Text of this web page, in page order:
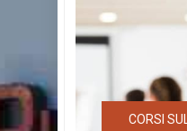
CORSI